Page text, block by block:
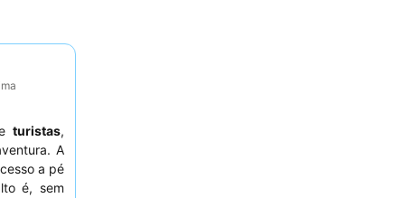
turistas,
A
a pé
é, sem